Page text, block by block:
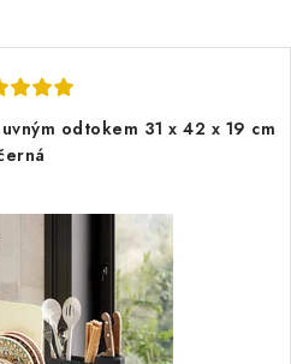
odtokem 31 x 42 x 19 cm